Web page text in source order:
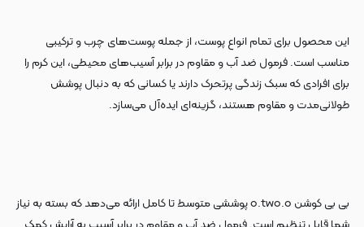
این محصول برای تمام انواع پوست، از جمله پوست‌های چرب و ترکیبی
مناسب است. فرمول ضد آب و مقاوم در برابر آسیب‌های محیطی، این کرم را
برای افرادی که سبک زندگی پرتحرک دارند یا کسانی که به دنبال پوشش
طولانی‌مدت و مقاوم هستند، گزینه‌ای ایده‌آل می‌سازد.
بی بی کوشن o.two.o پوششی متوسط تا کامل ارائه می‌دهد که بسته به نیاز